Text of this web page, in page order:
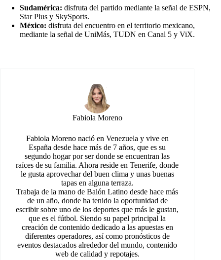
Sudamérica: disfruta del partido mediante la señal de ESPN,
Star Plus y SkySports.
México: disfruta del encuentro en el territorio mexicano,
mediante la señal de UniMás, TUDN en Canal 5 y ViX.
Fabiola Moreno
Fabiola Moreno nació en Venezuela y vive en
España desde hace más de 7 años, que es su
segundo hogar por ser donde se encuentran las
raíces de su familia. Ahora reside en Tenerife, donde
le gusta aprovechar del buen clima y unas buenas
tapas en alguna terraza.
Trabaja de la mano de Balón Latino desde hace más
de un año, donde ha tenido la oportunidad de
escribir sobre uno de los deportes que más le gustan,
que es el fútbol. Siendo su papel principal la
creación de contenido dedicado a las apuestas en
diferentes operadores, así como pronósticos de
eventos destacados alrededor del mundo, contenido
web de calidad y repotajes.